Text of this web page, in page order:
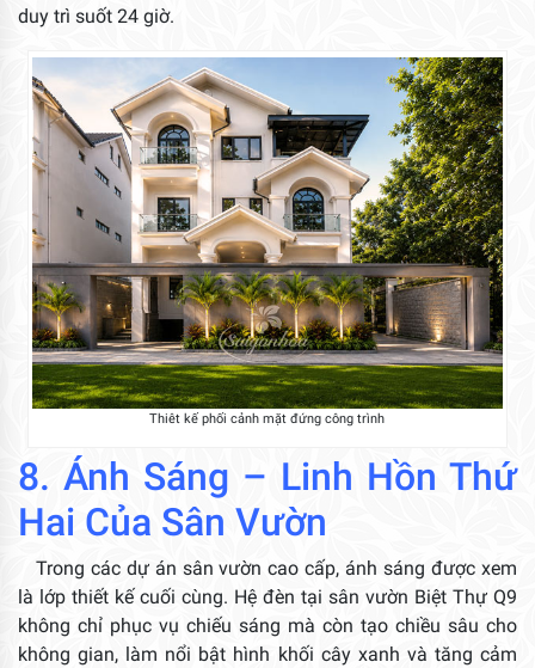
duy trì suốt 24 giờ.
Thiêt kế phối cảnh mặt đứng công trình
8. Ánh Sáng – Linh Hồn Thứ
Hai Của Sân Vườn
Trong các dự án sân vườn cao cấp, ánh sáng được xem
là lớp thiết kế cuối cùng. Hệ đèn tại sân vườn Biệt Thự Q9
không chỉ phục vụ chiếu sáng mà còn tạo chiều sâu cho
không gian, làm nổi bật hình khối cây xanh và tăng cảm